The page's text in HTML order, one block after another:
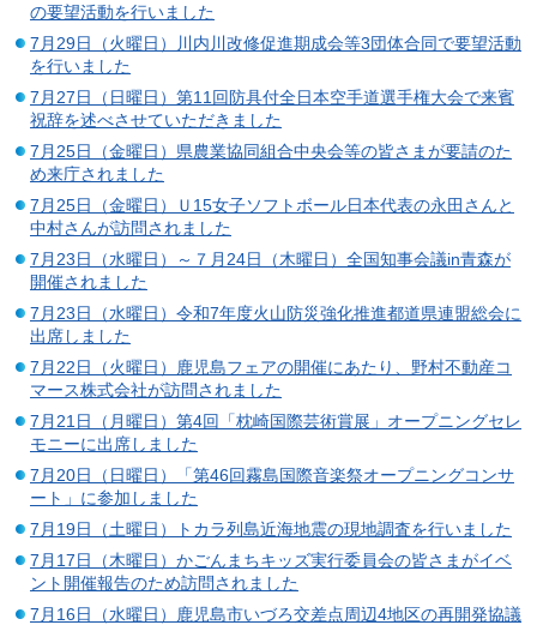
の要望活動を行いました
7月29日（火曜日）川内川改修促進期成会等3団体合同で要望活動
を行いました
7月27日（日曜日）第11回防具付全日本空手道選手権大会で来賓
祝辞を述べさせていただきました
7月25日（金曜日）県農業協同組合中央会等の皆さまが要請のた
め来庁されました
7月25日（金曜日）Ｕ15女子ソフトボール日本代表の永田さんと
中村さんが訪問されました
7月23日（水曜日）～７月24日（木曜日）全国知事会議in青森が
開催されました
7月23日（水曜日）令和7年度火山防災強化推進都道県連盟総会に
出席しました
7月22日（火曜日）鹿児島フェアの開催にあたり、野村不動産コ
マース株式会社が訪問されました
7月21日（月曜日）第4回「枕崎国際芸術賞展」オープニングセレ
モニーに出席しました
7月20日（日曜日）「第46回霧島国際音楽祭オープニングコンサ
ート」に参加しました
7月19日（土曜日）トカラ列島近海地震の現地調査を行いました
7月17日（木曜日）かごんまちキッズ実行委員会の皆さまがイベ
ント開催報告のため訪問されました
7月16日（水曜日）鹿児島市いづろ交差点周辺4地区の再開発協議